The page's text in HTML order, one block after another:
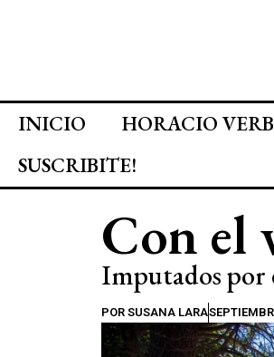
INICIO HORACIO
SUSCRIBITE!
Con el
Imputados por
POR SUSANA LARA